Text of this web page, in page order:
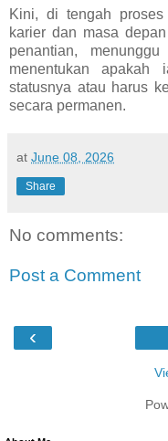
Kini, di tengah
karier dan masa
penantian,
menentukan apakah
statusnya atau harus
secara permanen.
at June 08, 2026
Share
No comments:
Post a Comment
‹